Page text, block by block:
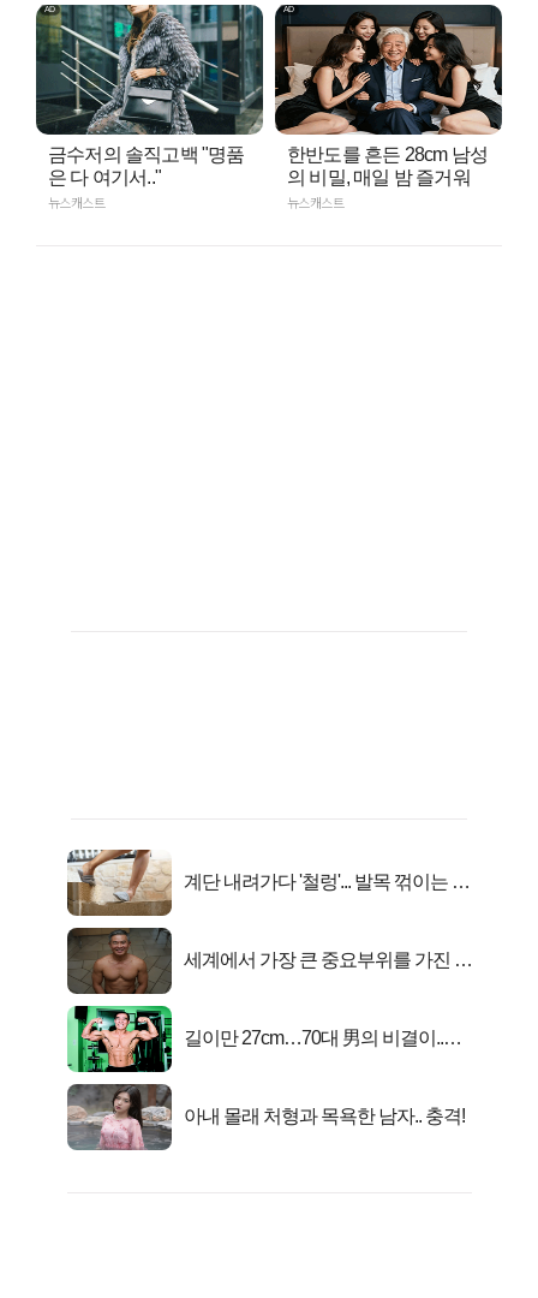
금수저의 솔직고백 "명품
은 다 여기서.."
뉴스캐스트
한반도를 흔든 28cm 남성
의 비밀, 매일 밤 즐거워
뉴스캐스트
계단 내려가다 '철렁'... 발목 꺾이는 이
세계에서 가장 큰 중요부위를 가진 남
길이만 27cm…70대 男의 비결이..충
아내 몰래 처형과 목욕한 남자.. 충격!